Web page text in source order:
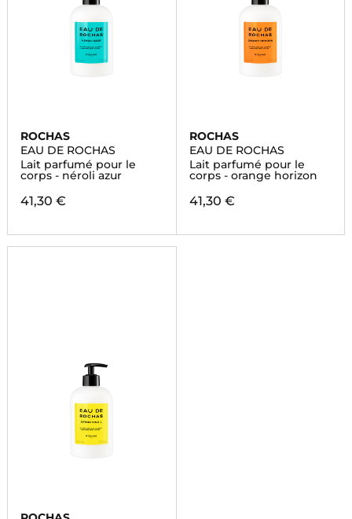
ROCHAS
EAU DE ROCHAS
Lait parfumé pour le
corps - néroli azur
41,30 €
ROCHAS
EAU DE ROCHAS
Lait parfumé pour le
corps - orange horizon
41,30 €